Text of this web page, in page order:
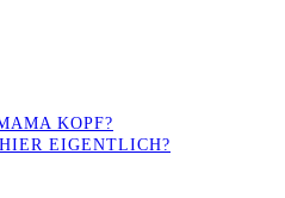
KOPF?
EIGENTLICH?